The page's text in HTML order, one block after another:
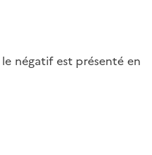
négatif est présenté en